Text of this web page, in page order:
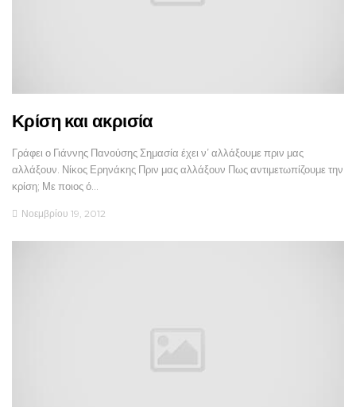
Κρίση και ακρισία
Γράφει ο Γιάννης Πανούσης Σημασία έχει ν’ αλλάξουμε πριν μας
αλλάξουν. Νίκος Ερηνάκης Πριν μας αλλάξουν Πως αντιμετωπίζουμε την
κρίση; Με ποιος ό…
Νοεμβρίου 19, 2012